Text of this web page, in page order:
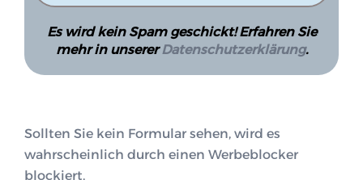
Es wird kein Spam geschickt! Erfahren Sie
mehr in unsererDatenschutzerklärung.
Sollten Sie kein Formular sehen, wird es
wahrscheinlich durch einen Werbeblocker
blockiert.